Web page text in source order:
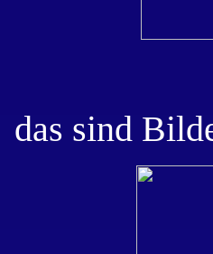
das sind